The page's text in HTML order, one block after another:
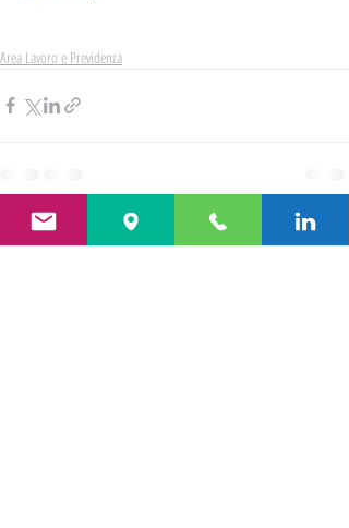
Area Lavoro e Previdenza
Post recenti Mostra tutti